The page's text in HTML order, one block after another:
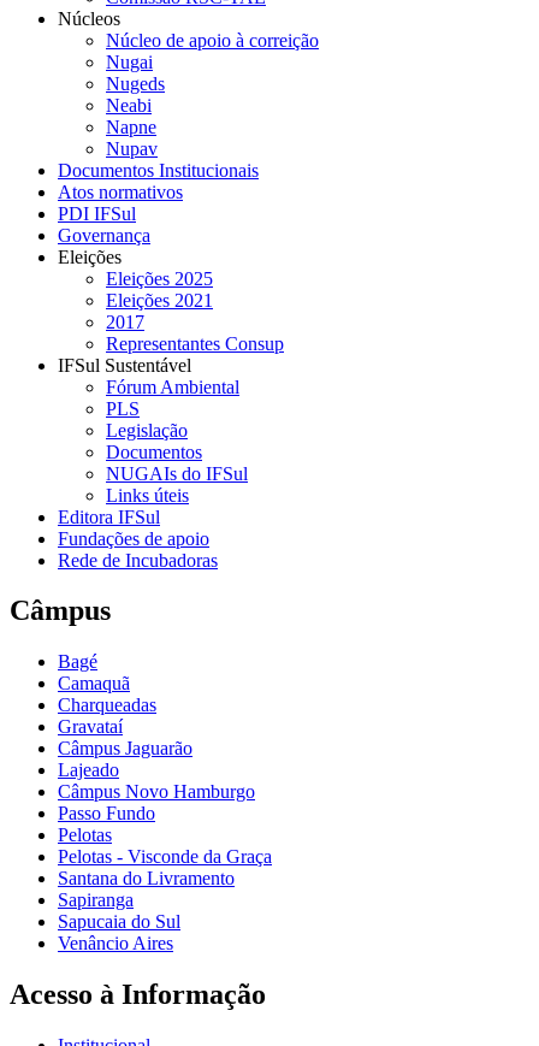
Núcleos
Núcleo de apoio à correição
Nugai
Nugeds
Neabi
Napne
Nupav
Documentos Institucionais
Atos normativos
PDI IFSul
Governança
Eleições
Eleições 2025
Eleições 2021
2017
Representantes Consup
IFSul Sustentável
Fórum Ambiental
PLS
Legislação
Documentos
NUGAIs do IFSul
Links úteis
Editora IFSul
Fundações de apoio
Rede de Incubadoras
Câmpus
Bagé
Camaquã
Charqueadas
Gravataí
Câmpus Jaguarão
Lajeado
Câmpus Novo Hamburgo
Passo Fundo
Pelotas
Pelotas - Visconde da Graça
Santana do Livramento
Sapiranga
Sapucaia do Sul
Venâncio Aires
Acesso à Informação